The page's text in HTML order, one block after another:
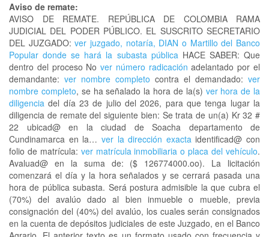
Aviso de remate:
AVISO DE REMATE. REPÚBLICA DE COLOMBIA RAMA
JUDICIAL DEL PODER PÚBLICO. EL SUSCRITO SECRETARIO
DEL JUZGADO: ver juzgado, notaría, DIAN o Martillo del Banco
Popular donde se hará la subasta públicaHACE SABER: Que
dentro del proceso Nover número radicación adelantado por el
demandante: ver nombre completo contra el demandado: ver
nombre completo, se ha señalado la hora de la(s) ver hora de la
diligencia del día 23 de julio del 2026, para que tenga lugar la
diligencia de remate del siguiente bien: Se trata de un(a) Kr 32 #
22 ubicad@ en la ciudad de Soacha departamento de
Cundinamarca en la… ver la dirección exactaidentificad@ con
folio de matrícula: ver matrícula inmobiliaria o placa del vehículo.
Avaluad@ en la suma de: ($ 126774000.oo). La licitación
comenzará el día y la hora señalados y se cerrará pasada una
hora de pública subasta. Será postura admisible la que cubra el
(70%) del avalúo dado al bien inmueble o mueble, previa
consignación del (40%) del avalúo, los cuales serán consignados
en la cuenta de depósitos judiciales de este Juzgado, en el Banco